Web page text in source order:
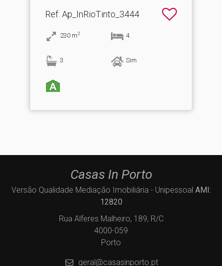
Ref: Ap_InRioTinto_3444
230 m2 4
3 Sim
Casas In Porto
Versão Qualidade Mediação Imobiliária - Unipessoal AMI:
12820
Rua Alferes Malheiro, 189, R/C
4000-059
Porto
geral@casasinporto.pt